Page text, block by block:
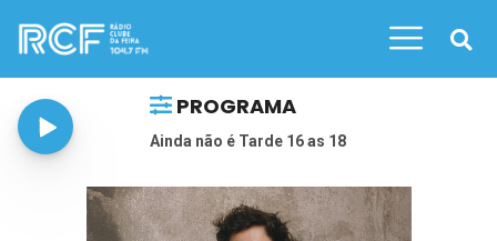
PROGRAMA
Ainda não é Tarde 16 as 18